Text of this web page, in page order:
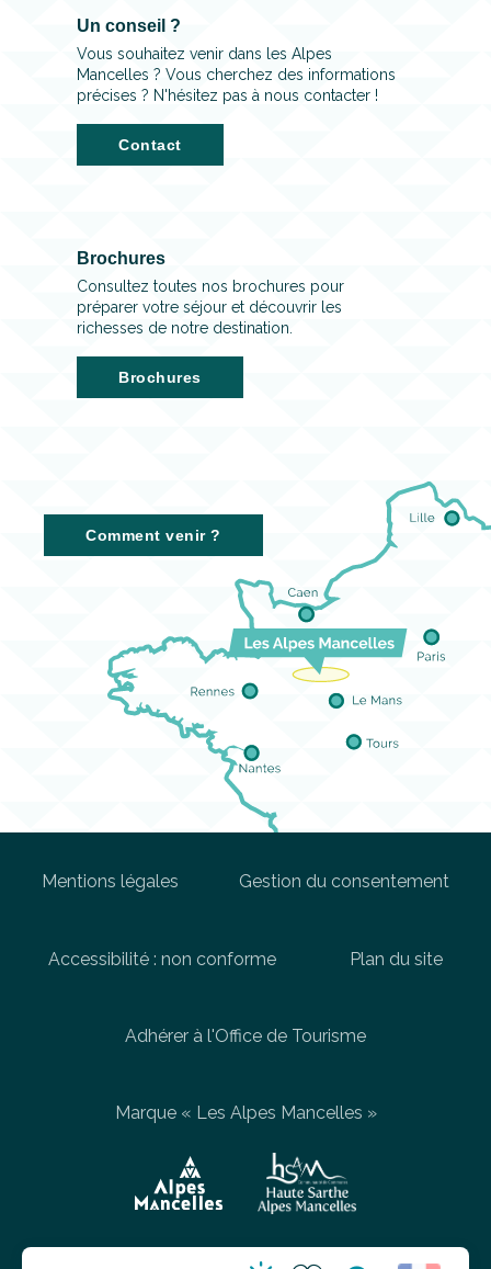
Un conseil ?
Vous souhaitez venir dans les Alpes
Mancelles ? Vous cherchez des informations
précises ? N'hésitez pas à nous contacter !
Contact
Brochures
Consultez toutes nos brochures pour
préparer votre séjour et découvrir les
richesses de notre destination.
Brochures
Comment venir ?
Mentions légales Gestion du consentement
Accessibilité : non conforme Plan du site
Adhérer à l'Office de Tourisme
Marque « Les Alpes Mancelles »